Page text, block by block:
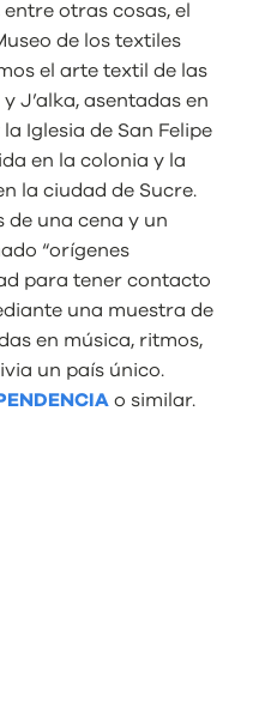
otras cosas, el
de los textiles
el arte textil de las
J’alka, asentadas en
Iglesia de San Felipe
en la colonia y la
la ciudad de Sucre.
de una cena y un
“orígenes
para tener contacto
una muestra de
en música, ritmos,
un país único.
o similar.